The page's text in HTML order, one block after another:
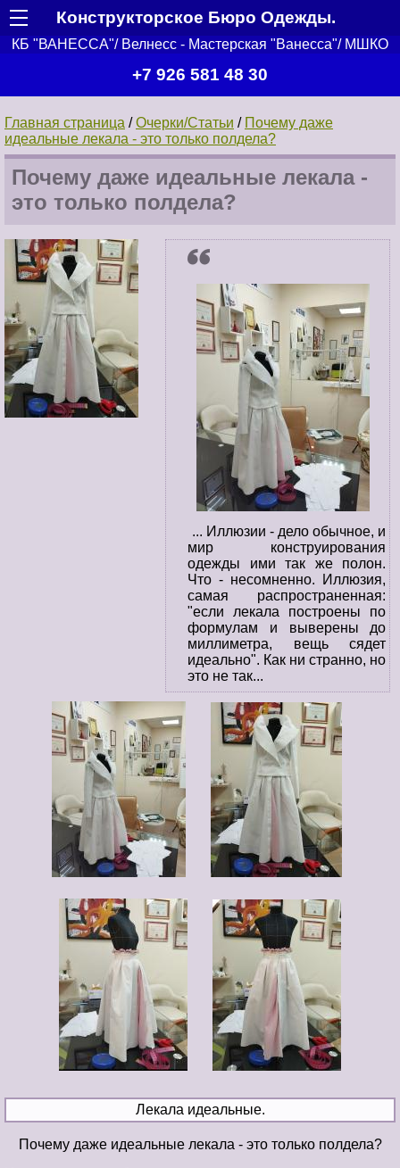
Конструкторское Бюро Одежды.
КБ "ВАНЕССА"/ Велнесс - Мастерская "Ванесса"/ МШКО
+7 926 581 48 30
Главная страница /Очерки/Статьи / Почему даже
идеальные лекала - это только полдела?
Почему даже идеальные лекала -
это только полдела?
... Иллюзии - дело обычное, и
мир конструирования
одежды ими так же полон.
Что - несомненно. Иллюзия,
самая распространенная:
"если лекала построены по
формулам и выверены до
миллиметра, вещь сядет
идеально". Как ни странно, но
это не так...
Лекала идеальные.
Почему даже идеальные лекала - это только полдела?